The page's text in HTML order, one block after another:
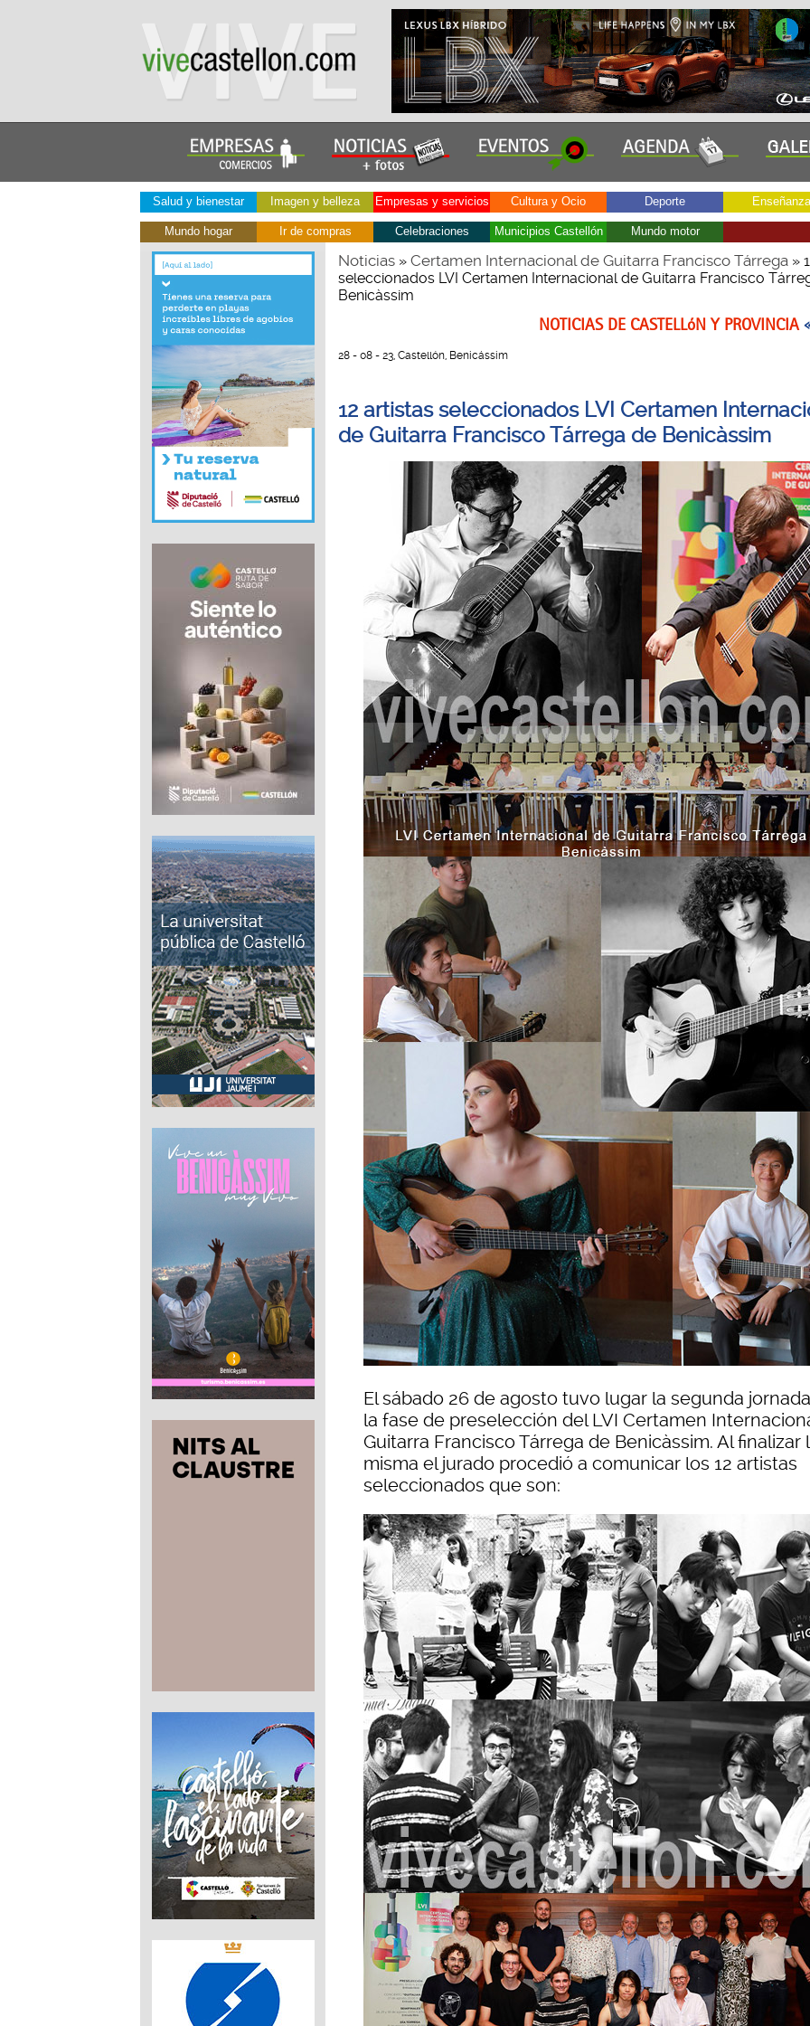
Salud y bienestar Imagen y belleza Empresas y servicios Cultura y Ocio Deporte Enseñanza
Mundo hogar Ir de compras Celebraciones Municipios Castellón Mundo motor
Noticias» Certamen Internacional de Guitarra Francisco Tárrega»
seleccionados LVI Certamen Internacional de Guitarra Francisco
Benicàssim
NOTICIAS DE CASTELLóN Y PROVINCIA
28 - 08 - 23, Castellón, Benicássim
12 artistas seleccionados LVI Certamen
de Guitarra Francisco Tárrega de Benicàssim
El sábado 26 de agosto tuvo lugar la segunda
la fase de preselección del LVI Certamen
Guitarra Francisco Tárrega de Benicàssim. Al finalizar
misma el jurado procedió a comunicar los 12 artistas
seleccionados que son: